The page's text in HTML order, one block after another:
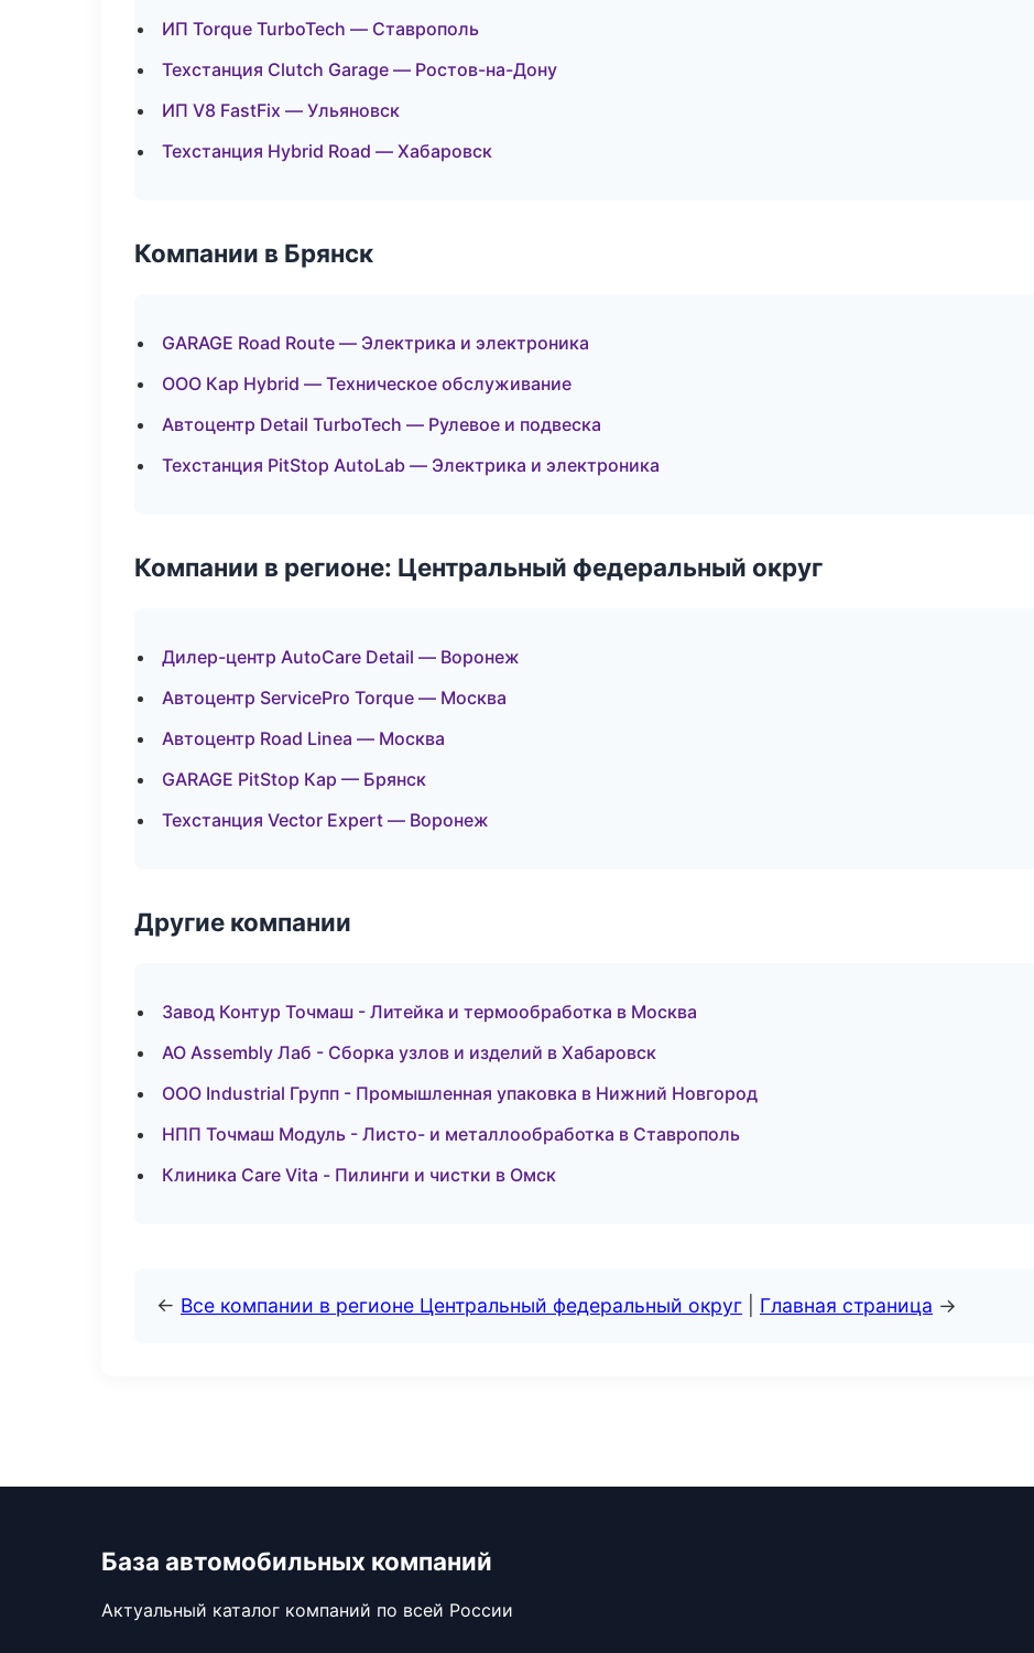
ИП Torque TurboTech — Ставрополь
Техстанция Clutch Garage — Ростов-на-Дону
ИП V8 FastFix — Ульяновск
Техстанция Hybrid Road — Хабаровск
Компании в Брянск
GARAGE Road Route — Электрика и электроника
ООО Кар Hybrid — Техническое обслуживание
Автоцентр Detail TurboTech — Рулевое и подвеска
Техстанция PitStop AutoLab — Электрика и электроника
Компании в регионе: Центральный федеральный округ
Дилер-центр AutoCare Detail — Воронеж
Автоцентр ServicePro Torque — Москва
Автоцентр Road Linea — Москва
GARAGE PitStop Кар — Брянск
Техстанция Vector Expert — Воронеж
Другие компании
Завод Контур Точмаш - Литейка и термообработка в Москва
АО Assembly Лаб - Сборка узлов и изделий в Хабаровск
ООО Industrial Групп - Промышленная упаковка в Нижний Новгород
НПП Точмаш Модуль - Листо- и металлообработка в Ставрополь
Клиника Care Vita - Пилинги и чистки в Омск
← Все компании в регионе Центральный федеральный округ Главная страница →
База автомобильных компаний
Актуальный каталог компаний по всей России